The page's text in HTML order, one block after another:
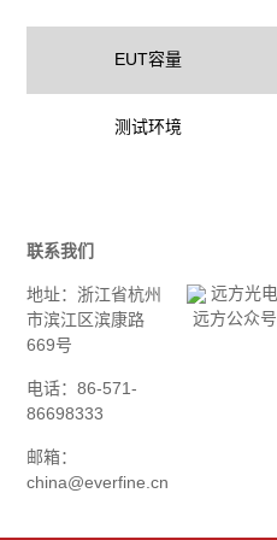
EUT容量
测试环境
联系我们
地址：浙江省杭州
市滨江区滨康路
669号
电话：86-571-
86698333
邮箱：
china@everfine.cn
远方公众号